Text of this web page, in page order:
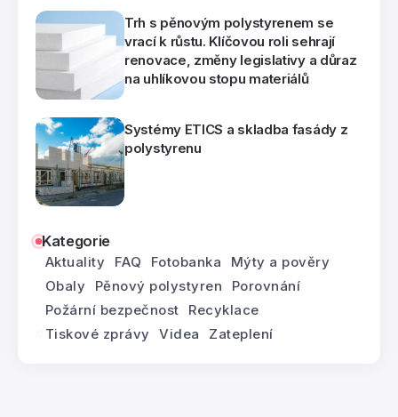
Trh s pěnovým polystyrenem se
vrací k růstu. Klíčovou roli sehrají
renovace, změny legislativy a důraz
na uhlíkovou stopu materiálů
Systémy ETICS a skladba fasády z
polystyrenu
Kategorie
Aktuality FAQ Fotobanka
Mýty a pověry
Obaly
Pěnový polystyren
Porovnání
Požární bezpečnost
Recyklace
Tiskové zprávy
Videa Zateplení